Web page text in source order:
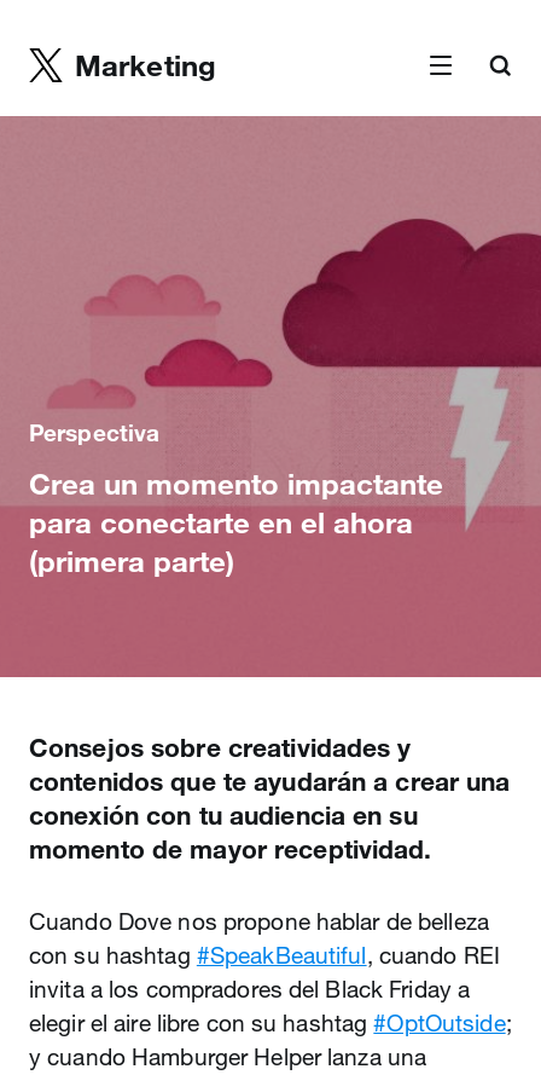
Marketing
Perspectiva
Crea un momento impactante
para conectarte en el ahora
(primera parte)
Consejos sobre creatividades y
contenidos que te ayudarán a crear una
conexión con tu audiencia en su
momento de mayor receptividad.
Cuando Dove nos propone hablar de belleza
con su hashtag #SpeakBeautiful, cuando REI
invita a los compradores del Black Friday a
elegir el aire libre con su hashtag#OptOutside;
y cuando Hamburger Helper lanza una